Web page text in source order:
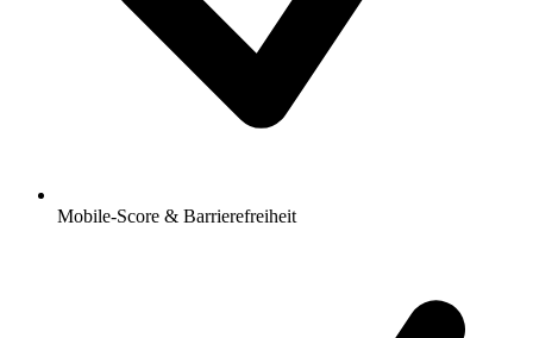
Mobile-Score & Barrierefreiheit